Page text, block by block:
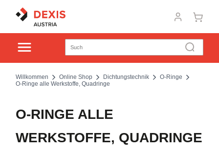
Willkommen Online Shop Dichtungstechnik
O-Ringe
O-Ringe alle Werkstoffe, Quadringe
O-RINGE ALLE
WERKSTOFFE, QUADRINGE